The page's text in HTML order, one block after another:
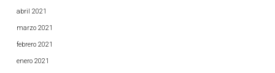
abril 2021
marzo 2021
febrero 2021
enero 2021